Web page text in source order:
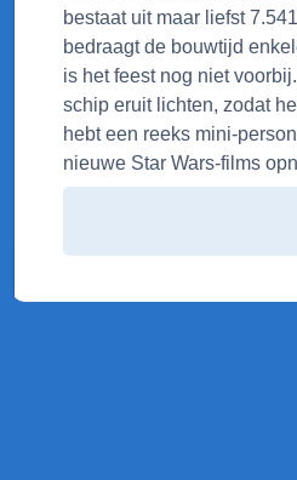
bestaat uit maar liefst
bedraagt de bouwtijd
is het feest nog niet
schip eruit lichten, zodat
hebt een reeks mini-
nieuwe Star Wars-films